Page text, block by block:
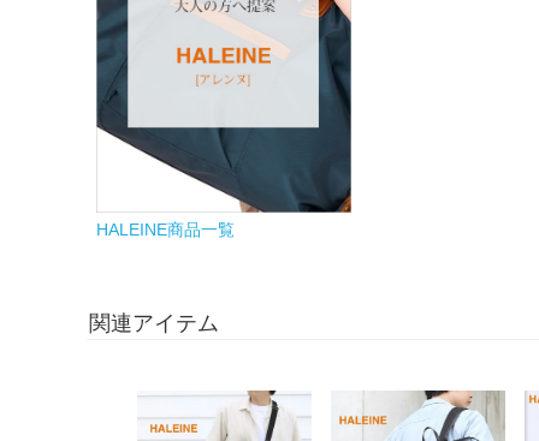
HALEINE商品一覧
関連アイテム